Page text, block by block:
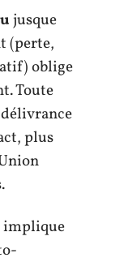
jusque
(perte,
oblige
Toute
plus
implique